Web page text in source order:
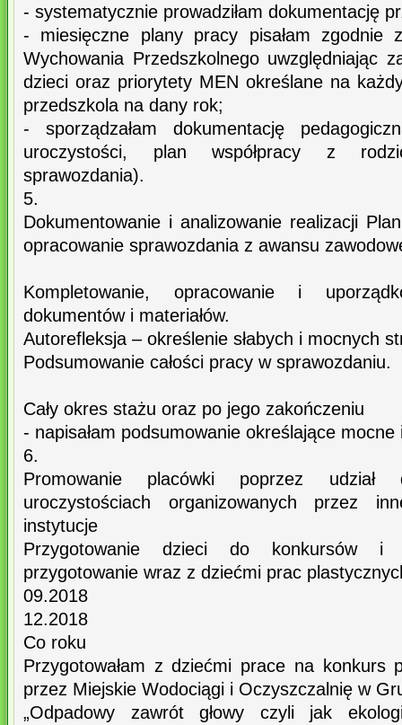
- systematycznie prowadziłam dokumentację
- miesięczne plany pracy pisałam zgodnie
Wychowania Przedszkolnego uwzględniając
dzieci oraz priorytety MEN określane na
przedszkola na dany rok;
- sporządzałam dokumentację
uroczystości, plan współpracy z
sprawozdania).
5.
Dokumentowanie i analizowanie realizacji
opracowanie sprawozdania z awansu
Kompletowanie, opracowanie i
dokumentów i materiałów.
Autorefleksja – określenie słabych i mocnych
Podsumowanie całości pracy w sprawozdaniu.
Cały okres stażu oraz po jego zakończeniu
- napisałam podsumowanie określające mocne
6.
Promowanie placówki poprzez
uroczystościach organizowanych przez
instytucje
Przygotowanie dzieci do konkursów i
przygotowanie wraz z dziećmi prac
09.2018
12.2018
Co roku
Przygotowałam z dziećmi prace na konkurs
przez Miejskie Wodociągi i Oczyszczalnię w
„Odpadowy zawrót głowy czyli jak